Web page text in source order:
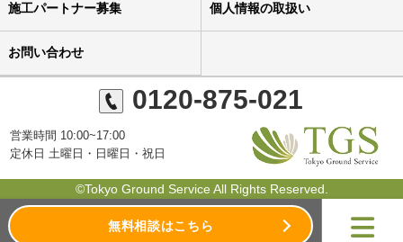
施工パートナー募集 個人情報の取扱い
お問い合わせ
0120-875-021
営業時間 10:00~17:00
定休日 土曜日・日曜日・祝日
©Tokyo Ground Service All Rights Reserved.
無料相談はこちら